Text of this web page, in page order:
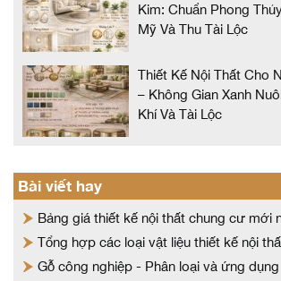
Kim: Chuẩn Phong
Mỹ Và Thu Tài Lộc
Thiết Kế Nội Thất Cho
– Không Gian Xanh
Khí Và Tài Lộc
Bài viết hay
Bảng giá thiết kế nội thất chung cư mới
Tổng hợp các loại vật liệu thiết kế nội
Gỗ công nghiệp - Phân loại và ứng dụng